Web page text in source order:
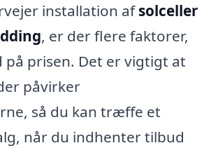
installation afsolceller
, er der flere faktorer,
på prisen. Det er vigtigt at
påvirker
så du kan træffe et
når du indhenter tilbud